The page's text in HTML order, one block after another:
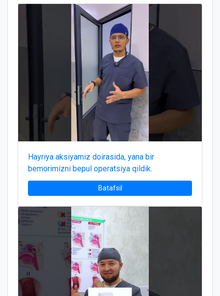
Hayriya aksiyamiz doirasida, yana bir
bemorimizni bepul operatsiya qildik.
Batafsil